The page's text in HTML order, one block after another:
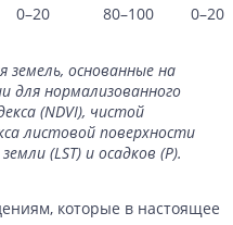
0–20 80–100 0–20
земель, основанные на
для нормализованного
(NDVI), чистой
листовой поверхности
(LST) и осадков (P).
которые в настоящее